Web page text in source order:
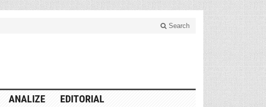
Search
ANALIZE EDITORIAL